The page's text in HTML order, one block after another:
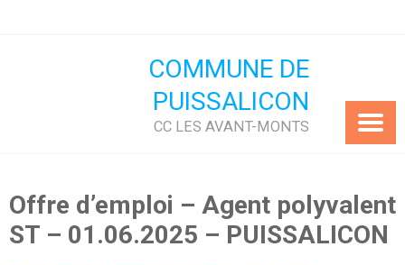
COMMUNE DE
PUISSALICON
CC LES AVANT-MONTS
Offre d’emploi – Agent polyvalent
ST – 01.06.2025 – PUISSALICON